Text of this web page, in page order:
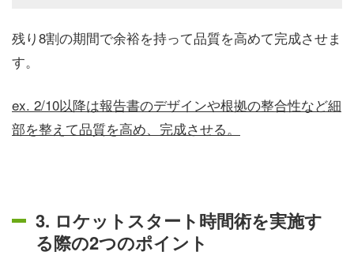
残り8割の期間で余裕を持って品質を高めて完成させま
す。
ex. 2/10以降は報告書のデザインや根拠の整合性など細
部を整えて品質を高め、完成させる。
3. ロケットスタート時間術を実施す
る際の2つのポイント